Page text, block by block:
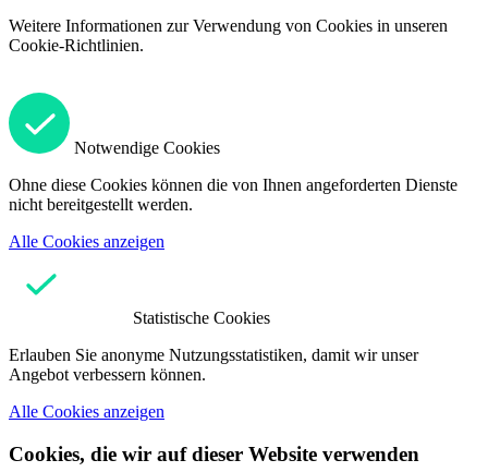
Weitere Informationen zur Verwendung von Cookies in unseren
Cookie-Richtlinien.
Notwendige Cookies
Ohne diese Cookies können die von Ihnen angeforderten Dienste
nicht bereitgestellt werden.
Alle Cookies anzeigen
Statistische Cookies
Erlauben Sie anonyme Nutzungsstatistiken, damit wir unser
Angebot verbessern können.
Alle Cookies anzeigen
Cookies, die wir auf dieser Website verwenden